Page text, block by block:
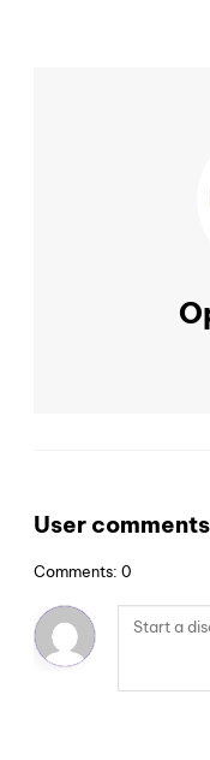
User comments
Comments: 0